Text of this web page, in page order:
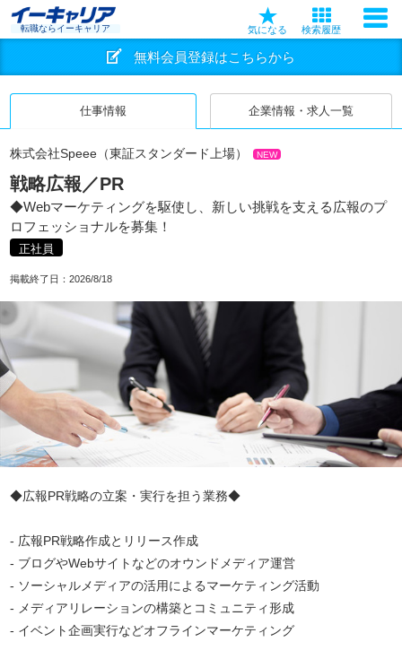
転職ならイーキャリア 気になる 検索履歴
無料会員登録はこちらから
仕事情報 企業情報・求人一覧
株式会社Speee（東証スタンダード上場） NEW
戦略広報／PR
◆Webマーケティングを駆使し、新しい挑戦を支える広報のプ
ロフェッショナルを募集！
正社員
掲載終了日： 2026/8/18
◆広報PR戦略の立案・実行を担う業務◆
- 広報PR戦略作成とリリース作成
- ブログやWebサイトなどのオウンドメディア運営
- ソーシャルメディアの活用によるマーケティング活動
- メディアリレーションの構築とコミュニティ形成
- イベント企画実行などオフラインマーケティング